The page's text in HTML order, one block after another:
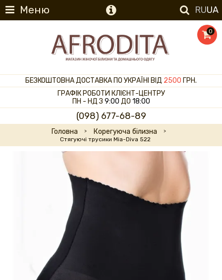
Меню RUUA
0
БЕЗКОШТОВНА ДОСТАВКА ПО УКРАЇНІ ВІД 2500 ГРН.
ГРАФІК РОБОТИ КЛІЄНТ-ЦЕНТРУ
ПН - НД З 9:00 ДО 18:00
(098) 677-68-89
Головна Корегуюча білизна
Стягуючі трусики Mia-Diva 522